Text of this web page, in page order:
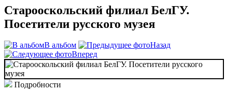
Старооскольский филиал БелГУ.
Посетители русского музея
В альбом
Назад
Вперед
Подробности